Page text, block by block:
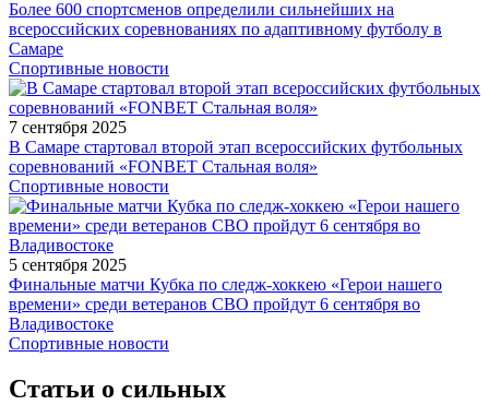
Более 600 спортсменов определили сильнейших на
всероссийских соревнованиях по адаптивному футболу в
Самаре
Спортивные новости
7 сентября 2025
В Самаре стартовал второй этап всероссийских футбольных
соревнований «FONBET Стальная воля»
Спортивные новости
5 сентября 2025
Финальные матчи Кубка по следж-хоккею «Герои нашего
времени» среди ветеранов СВО пройдут 6 сентября во
Владивостоке
Спортивные новости
Статьи о сильных